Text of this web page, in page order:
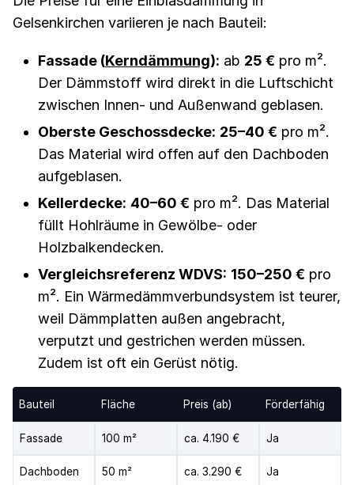
Gelsenkirchen variieren je nach Bauteil:
Fassade (Kerndämmung): ab 25 € pro m².
Der Dämmstoff wird direkt in die Luftschicht
zwischen Innen- und Außenwand geblasen.
Oberste Geschossdecke: 25–40 € pro m².
Das Material wird offen auf den Dachboden
aufgeblasen.
Kellerdecke: 40–60 € pro m². Das Material
füllt Hohlräume in Gewölbe- oder
Holzbalkendecken.
Vergleichsreferenz WDVS: 150–250 € pro
m². Ein Wärmedämmverbundsystem ist teurer,
weil Dämmplatten außen angebracht,
verputzt und gestrichen werden müssen.
Zudem ist oft ein Gerüst nötig.
Bauteil Fläche Preis (ab) Förderfähig
Fassade 100 m² ca. 4.190 € Ja
Dachboden 50 m² ca. 3.290 € Ja